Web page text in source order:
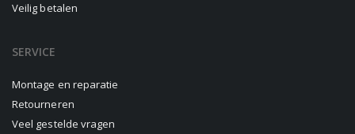
Veilig betalen
SERVICE
Montage en reparatie
Retourneren
Veel gestelde vragen